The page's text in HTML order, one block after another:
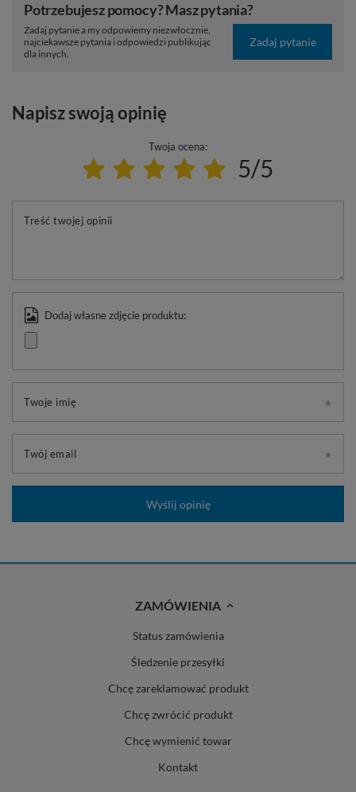
Potrzebujesz pomocy? Masz pytania?
Zadaj pytanie a my odpowiemy niezwłocznie,
najciekawsze pytania i odpowiedzi publikując
dla innych.
Zadaj pytanie
Napisz swoją opinię
Twoja ocena:
5/5
Treść twojej opinii
Dodaj własne zdjęcie produktu:
Twoje imię
Twój email
Wyślij opinię
ZAMÓWIENIA
Status zamówienia
Śledzenie przesyłki
Chcę zareklamować produkt
Chcę zwrócić produkt
Chcę wymienić towar
Kontakt